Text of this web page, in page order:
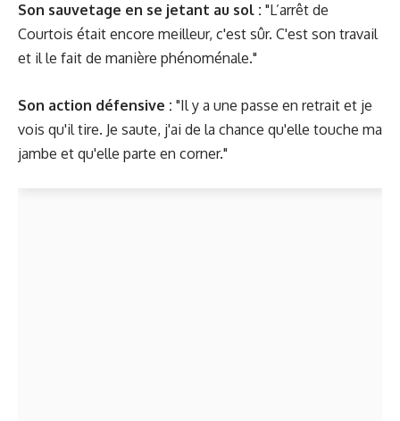
Son sauvetage en se jetant au sol : "L’arrêt de
Courtois était encore meilleur, c'est sûr. C'est son travail
et il le fait de manière phénoménale."
Son action défensive : "Il y a une passe en retrait et je
vois qu'il tire. Je saute, j'ai de la chance qu'elle touche ma
jambe et qu'elle parte en corner."